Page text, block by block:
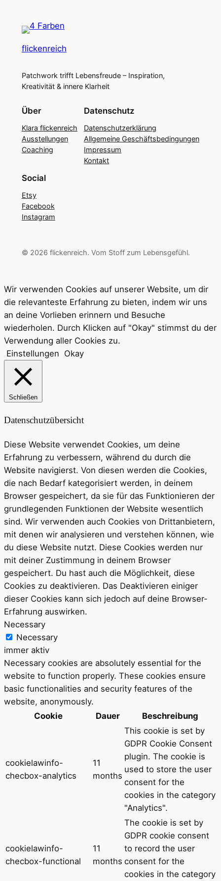
flickenreich
Patchwork trifft Lebensfreude – Inspiration,
Kreativität & innere Klarheit
Über
Klara flickenreich
Ausstellungen
Coaching
Datenschutz
Datenschutzerklärung
Allgemeine Geschäftsbedingungen
Impressum
Kontakt
Social
Etsy
Facebook
Instagram
© 2026 flickenreich. Vom Stoff zum Lebensgefühl.
Wir verwenden Cookies auf unserer Website, um dir
die relevanteste Erfahrung zu bieten, indem wir uns
an deine Vorlieben erinnern und Besuche
wiederholen. Durch Klicken auf "Okay" stimmst du der
Verwendung aller Cookies zu.
Einstellungen Okay
Schließen
Datenschutzübersicht
Diese Website verwendet Cookies, um deine
Erfahrung zu verbessern, während du durch die
Website navigierst. Von diesen werden die Cookies,
die nach Bedarf kategorisiert werden, in deinem
Browser gespeichert, da sie für das Funktionieren der
grundlegenden Funktionen der Website wesentlich
sind. Wir verwenden auch Cookies von Drittanbietern,
mit denen wir analysieren und verstehen können, wie
du diese Website nutzt. Diese Cookies werden nur
mit deiner Zustimmung in deinem Browser
gespeichert. Du hast auch die Möglichkeit, diese
Cookies zu deaktivieren. Das Deaktivieren einiger
dieser Cookies kann sich jedoch auf deine Browser-
Erfahrung auswirken.
Necessary
Necessary
immer aktiv
Necessary cookies are absolutely essential for the
website to function properly. These cookies ensure
basic functionalities and security features of the
website, anonymously.
Cookie
Dauer Beschreibung
cookielawinfo-
checbox-analytics
11
months
This cookie is set by
GDPR Cookie Consent
plugin. The cookie is
used to store the user
consent for the
cookies in the category
"Analytics".
cookielawinfo-
checbox-functional
11
months
The cookie is set by
GDPR cookie consent
to record the user
consent for the
cookies in the category